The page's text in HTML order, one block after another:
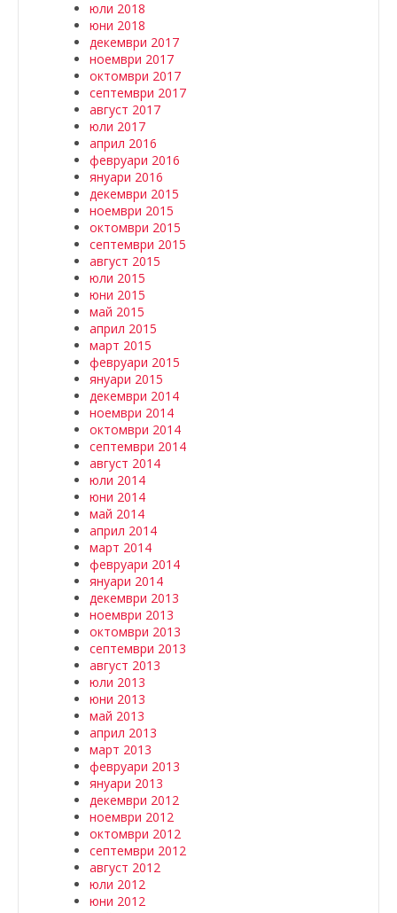
юли 2018
юни 2018
декември 2017
ноември 2017
октомври 2017
септември 2017
август 2017
юли 2017
април 2016
февруари 2016
януари 2016
декември 2015
ноември 2015
октомври 2015
септември 2015
август 2015
юли 2015
юни 2015
май 2015
април 2015
март 2015
февруари 2015
януари 2015
декември 2014
ноември 2014
октомври 2014
септември 2014
август 2014
юли 2014
юни 2014
май 2014
април 2014
март 2014
февруари 2014
януари 2014
декември 2013
ноември 2013
октомври 2013
септември 2013
август 2013
юли 2013
юни 2013
май 2013
април 2013
март 2013
февруари 2013
януари 2013
декември 2012
ноември 2012
октомври 2012
септември 2012
август 2012
юли 2012
юни 2012